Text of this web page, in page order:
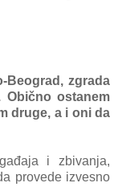
Beograd, zgrada
Obično ostanem
druge, a i oni da
i zbivanja,
provede izvesno